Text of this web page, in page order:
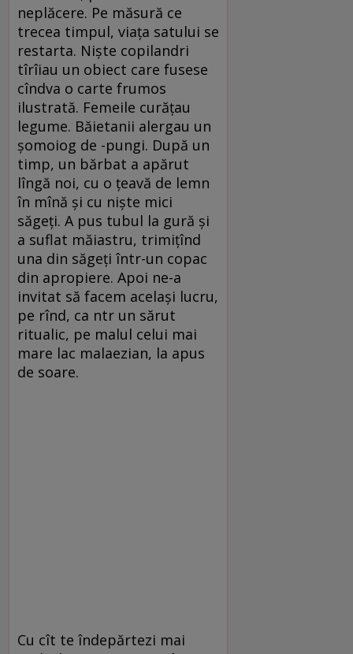
neplăcere. Pe măsură ce
trecea timpul, viața satului se
restarta. Niște copilandri
tîrîiau un obiect care fusese
cîndva o carte frumos
ilustrată. Femeile curățau
legume. Băietanii alergau un
șomoiog de -pungi. După un
timp, un bărbat a apărut
lîngă noi, cu o țeavă de lemn
în mînă și cu niște mici
săgeți. A pus tubul la gură și
a suflat măiastru, trimițînd
una din săgeți într-un copac
din apropiere. Apoi ne-a
invitat să facem același lucru,
pe rînd, ca ntr un sărut
ritualic, pe malul celui mai
mare lac malaezian, la apus
de soare.
Cu cît te îndepărtezi mai